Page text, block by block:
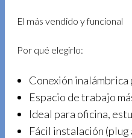
El más vendido y funcional
Por qué elegirlo:
Conexión inalámbrica
Espacio de trabajo
Ideal para oficina,
Fácil instalación (plug